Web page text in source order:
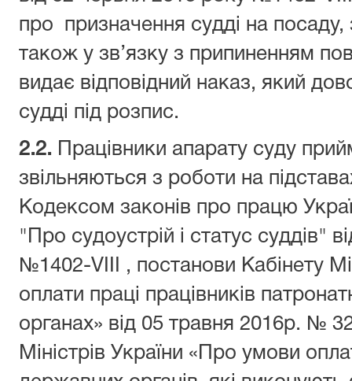
про призначення судді на посаду,
також у зв’язку з припиненням
видає відповідний наказ, який
судді під розпис.
2.2.
Працівники апарату суду
звільняються з роботи на
Кодексом законів про працю
"Про судоустрій і статус суддів"
№1402-VIII , постанови Кабінету
оплати праці працівників
органах» від 05 травня 2016р. №
Міністрів України «Про умови